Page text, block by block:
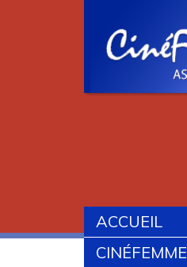
ACCUEIL
CINÉFEMME